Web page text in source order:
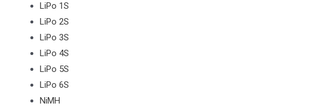
LiPo 1S
LiPo 2S
LiPo 3S
LiPo 4S
LiPo 5S
LiPo 6S
NiMH